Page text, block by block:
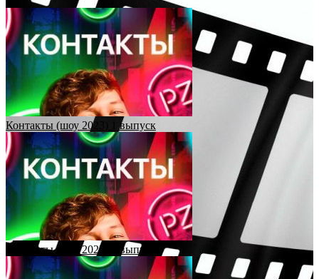
Контакты (шоу 2023) 1 выпуск
Контакты (шоу 2023) 2 выпуск